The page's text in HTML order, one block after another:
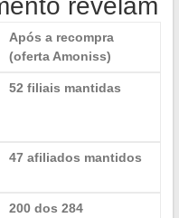
revelam
Após a recompra
(oferta Amoniss)
52 filiais mantidas
47 afiliados mantidos
200 dos 284